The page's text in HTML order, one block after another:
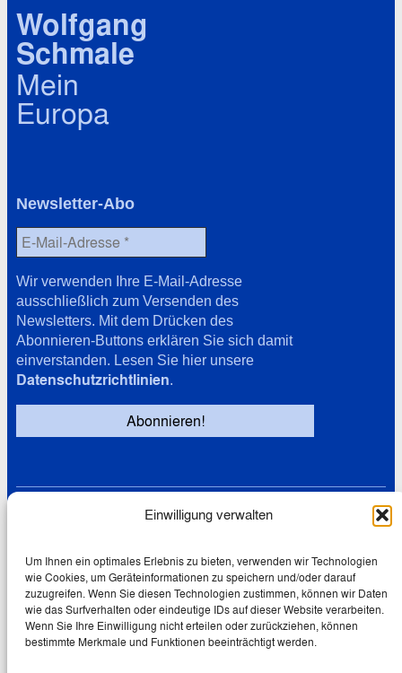
Einwilligung verwalten
Um Ihnen ein optimales Erlebnis zu bieten, verwenden wir Technologien
wie Cookies, um Geräteinformationen zu speichern und/oder darauf
zuzugreifen. Wenn Sie diesen Technologien zustimmen, können wir Daten
wie das Surfverhalten oder eindeutige IDs auf dieser Website verarbeiten.
Wenn Sie Ihre Einwilligung nicht erteilen oder zurückziehen, können
bestimmte Merkmale und Funktionen beeinträchtigt werden.
r
e
r
Wolfgang
Schmale
Mein
Europa
Newsletter-Abo
Wir verwenden Ihre E-Mail-Adresse
ausschließlich zum Versenden des
Newsletters. Mit dem Drücken des
Abonnieren-Buttons erklären Sie sich damit
einverstanden. Lesen Sie hier unsere
Datenschutzrichtlinien.
Cookie-Richtlinie (EU)
Impressum
© 2026 Wolfgang Schmale